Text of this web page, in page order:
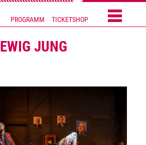
PROGRAMM TICKETSHOP
EWIG JUNG